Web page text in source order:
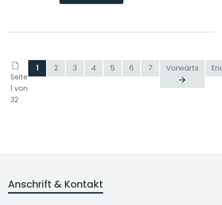
Seite
1 von
32
1 2 3 4 5 6 7 Vorwärts
Anschrift & Kontakt